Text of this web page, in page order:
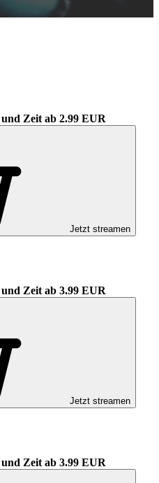
Zeit ab 2.99 EUR
Jetzt streamen
Zeit ab 3.99 EUR
Jetzt streamen
Zeit ab 3.99 EUR